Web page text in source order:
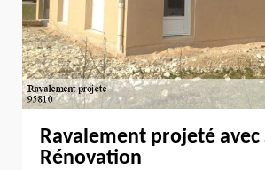
Ravalement projeté avec
Rénovation